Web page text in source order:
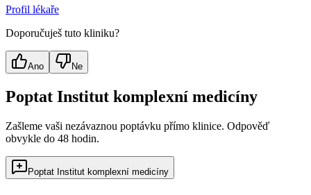
Profil lékaře
Doporučuješ tuto kliniku?
Ano Ne
Poptat Institut komplexní medicíny
Zašleme vaši nezávaznou poptávku přímo klinice. Odpověď
obvykle do 48 hodin.
Poptat Institut komplexní medicíny